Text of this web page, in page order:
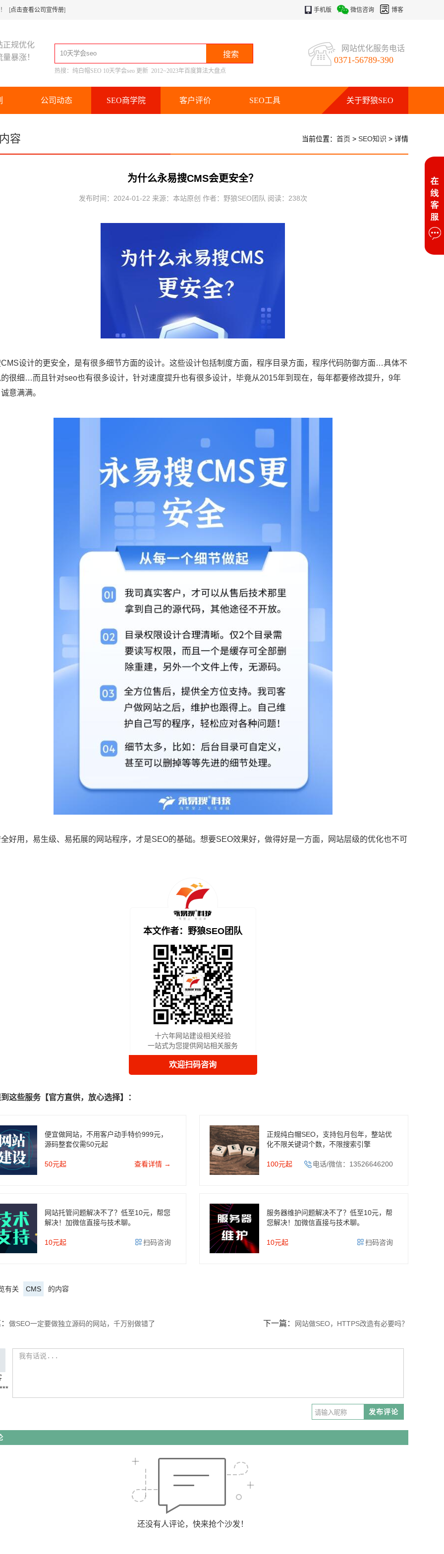
[点击查看公司宣传册] 手机版 微信咨询 博客
正规优化
暴涨！
热搜： 纯白帽SEO 10天学会seo 更新 2012~2023年百度算法大盘点
网站优化服务电话
0371-56789-390
公司动态 SEO商学院 客户评价 SEO工具 关于野狼SEO
容 当前位置： 首页 > SEO知识 > 详情
为什么永易搜CMS会更安全？
发布时间：2024-01-22 来源：本站原创 作者：野狼SEO团队 阅读： 238次
设计的更安全，是有很多细节方面的设计。这些设计包括制度方面，程序目录方面，程序代码防御方面…具体不
很细…而且针对seo也有很多设计，针对速度提升也有很多设计，毕竟从2015年到现在，每年都要修改提升，9年
意满满。
好用，易生级、易拓展的网站程序，才是SEO的基础。想要SEO效果好，做得好是一方面，网站层级的优化也不可
本文作者：野狼SEO团队
十六年网站建设相关经验
一站式为您提供网站相关服务
欢迎扫码咨询
这些服务【官方直供，放心选择】：
便宜做网站，不用客户动手特价999元，
源码整套仅需50元起
50元起 查看详情 →
正规纯白帽SEO，支持包月包年，整站优
化不限关键词个数，不限搜索引擎
100元起 电话/微信：13526646200
网站托管问题解决不了？低至10元，帮您
解决！加微信直接与技术聊。
10元起 扫码咨询
服务器维护问题解决不了？低至10元，帮
您解决！加微信直接与技术聊。
10元起 扫码咨询
有关 CMS 的内容
做SEO一定要做独立源码的网站，千万别做错了 下一篇： 网站做SEO，HTTPS改造有必要吗？
发布评论
还没有人评论，快来抢个沙发！